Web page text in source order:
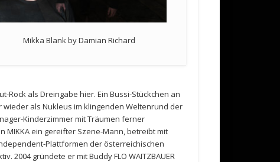
Mikka Blank by Damian Richard
Rock als Dreingabe hier. Ein Bussi-Stückchen an
als Nukleus im klingenden Weltenrund der
Kinderzimmer mit Träumen ferner
ein gereifter Szene-Mann, betreibt mit
Plattformen der österreichischen
2004 gründete er mit Buddy FLO WAITZBAUER